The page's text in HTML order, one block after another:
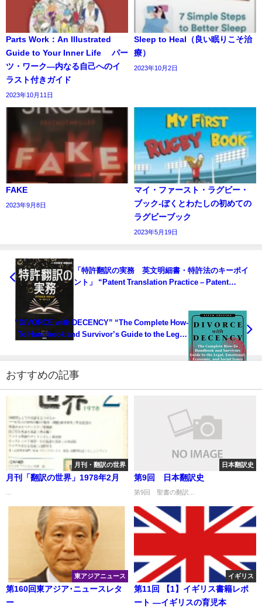
Parts Work：An Illustrated
Guide to Your Inner Life パー
ツ・ワーク―内なる自己へのイ
ラスト付きガイド
2023年10月11日
Sleep to Heal（良い眠りこそ治
療）
2023年10月2日
FAKE
2023年9月8日
マイ・ファースト・ラグビー・
ブック‐ぼくとわたしの初めての
ラグビーブック
2023年5月19日
「特許翻訳の実務 英文明細書・特許法のキーポイ
ント」 “Patent Translation Practice – Patent
“DIVORCE with DECENCY” “The Complete How-
To Handbook and Survivor’s Guide to the Legal,
問題において、離婚を乗り切るための完全手引書」
おすすめの記事
月刊・翻訳の世界
月刊「翻訳の世界」1978年2月
日本翻訳史
第9回 日本翻訳史
第9回 聖書の翻訳...
東アジアニュース
第160回東アジア･ニュースレタ
ー
イギリス
第11回 【1】イギリス書籍レポ
ート ―イギリスの育児本